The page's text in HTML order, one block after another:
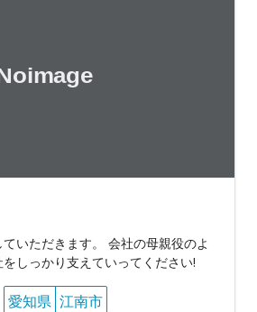
いただきます。 会社の母親役のよ
しっかり支えていってください!
愛知県 江南市